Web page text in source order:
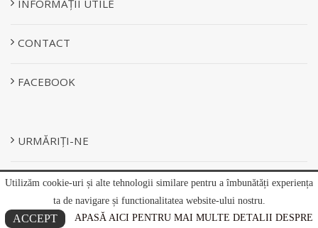
Utilizăm cookie-uri și alte tehnologii similare pentru a îmbunătăți experiența
ta de navigare și functionalitatea website-ului nostru.
ACCEPT APASĂ AICI PENTRU MAI MULTE DETALII DESPRE
INFORMAȚII UTILE
CONTACT
FACEBOOK
URMĂRIȚI-NE
ANPC EU SOL